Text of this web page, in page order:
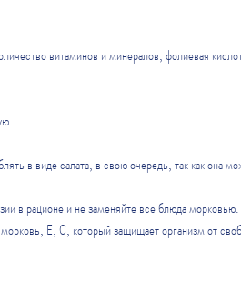
витаминов и минералов, фолиевая
в виде салата, в свою очередь, так как она
в рационе и не заменяйте все блюда морковью.
Е, С, который защищает организм от